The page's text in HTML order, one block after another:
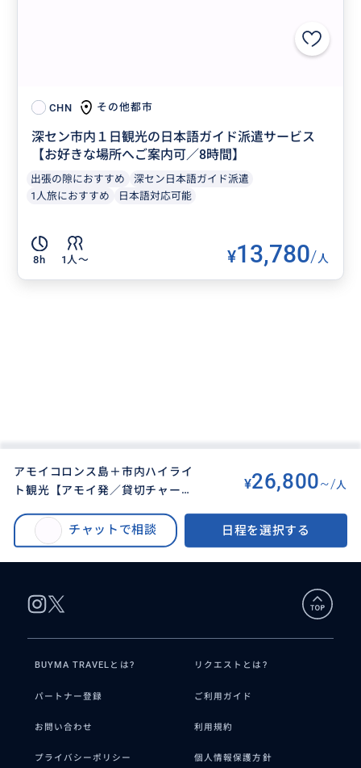
CHN その他都市
深セン市内１日観光の日本語ガイド派遣サービス
【お好きな場所へご案内可／8時間】
出張の隙におすすめ
深セン日本語ガイド派遣
1人旅におすすめ
日本語対応可能
8h 1人〜 ¥13,780/人
アモイコロンス島＋市内ハイライ
ト観光【アモイ発／貸切チャータ
¥26,800~/ 人
チャットで相談 日程を選択する
アモイコロンス島＋市内ハイライト観光【アモイ発／貸切チャーター／日本
語ガイド】
BUYMA TRAVELとは? リクエストとは?
パートナー登録 ご利用ガイド
お問い合わせ 利用規約
プライバシーポリシー 個人情報保護方針